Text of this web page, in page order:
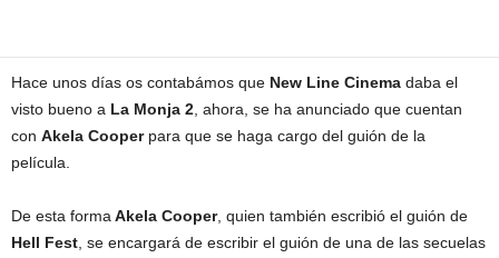
Hace unos días os contabámos que New Line Cinema daba el
visto bueno a La Monja 2 , ahora, se ha anunciado que cuentan
con Akela Cooperpara que se haga cargo del guión de la
película.
De esta forma Akela Cooper, quien también escribió el guión de
Hell Fest , se encargará de escribir el guión de una de las secuelas